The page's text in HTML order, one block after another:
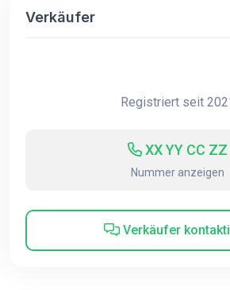
Verkäufer
Registriert seit
XX YY CC ZZ
Nummer anzeigen
Verkäufer